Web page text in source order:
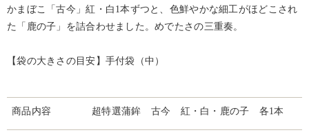
かまぼこ「古今」紅・白1本ずつと、色鮮やかな細工がほどこされ
た「鹿の子」を詰合わせました。めでたさの三重奏。
【袋の大きさの目安】手付袋（中）
商品内容 超特選蒲鉾 古今 紅・白・鹿の子 各1本